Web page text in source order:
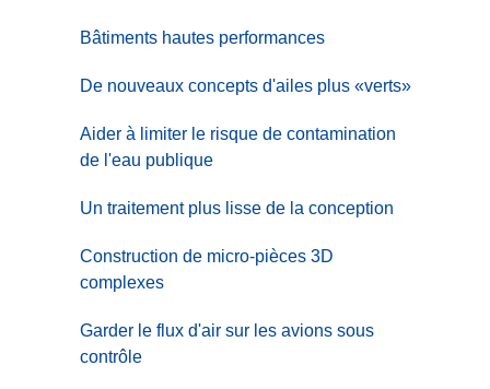
Bâtiments hautes performances
De nouveaux concepts d'ailes plus «verts»
Aider à limiter le risque de contamination
de l'eau publique
Un traitement plus lisse de la conception
Construction de micro-pièces 3D
complexes
Garder le flux d'air sur les avions sous
contrôle